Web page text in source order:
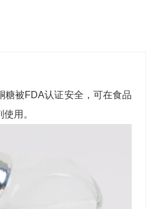
被FDA认证安全，可在食品
用。